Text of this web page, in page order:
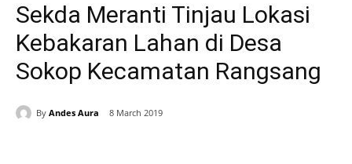
Sekda Meranti Tinjau Lokasi
Kebakaran Lahan di Desa
Sokop Kecamatan Rangsang
By Andes Aura 8 March 2019